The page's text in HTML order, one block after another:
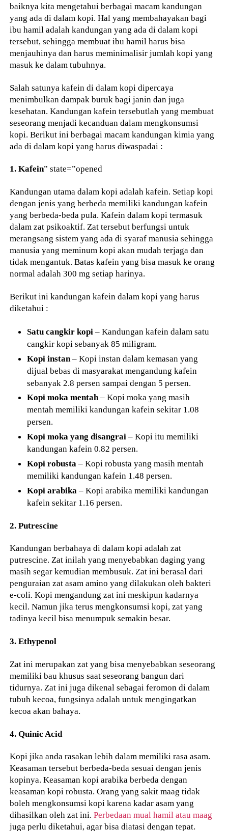
baiknya kita mengetahui berbagai macam kandungan
yang ada di dalam kopi. Hal yang membahayakan bagi
ibu hamil adalah kandungan yang ada di dalam kopi
tersebut, sehingga membuat ibu hamil harus bisa
menjauhinya dan harus meminimalisir jumlah kopi yang
masuk ke dalam tubuhnya.
Salah satunya kafein di dalam kopi dipercaya
menimbulkan dampak buruk bagi janin dan juga
kesehatan. Kandungan kafein tersebutlah yang membuat
seseorang menjadi kecanduan dalam mengkonsumsi
kopi. Berikut ini berbagai macam kandungan kimia yang
ada di dalam kopi yang harus diwaspadai :
1. Kafein” state=”opened
Kandungan utama dalam kopi adalah kafein. Setiap kopi
dengan jenis yang berbeda memiliki kandungan kafein
yang berbeda-beda pula. Kafein dalam kopi termasuk
dalam zat psikoaktif. Zat tersebut berfungsi untuk
merangsang sistem yang ada di syaraf manusia sehingga
manusia yang meminum kopi akan mudah terjaga dan
tidak mengantuk. Batas kafein yang bisa masuk ke orang
normal adalah 300 mg setiap harinya.
Berikut ini kandungan kafein dalam kopi yang harus
diketahui :
Satu cangkir kopi – Kandungan kafein dalam satu
cangkir kopi sebanyak 85 miligram.
Kopi instan – Kopi instan dalam kemasan yang
dijual bebas di masyarakat mengandung kafein
sebanyak 2.8 persen sampai dengan 5 persen.
Kopi moka mentah– Kopi moka yang masih
mentah memiliki kandungan kafein sekitar 1.08
persen.
Kopi moka yang disangrai – Kopi itu memiliki
kandungan kafein 0.82 persen.
Kopi robusta – Kopi robusta yang masih mentah
memiliki kandungan kafein 1.48 persen.
Kopi arabika – Kopi arabika memiliki kandungan
kafein sekitar 1.16 persen.
2. Putrescine
Kandungan berbahaya di dalam kopi adalah zat
putrescine. Zat inilah yang menyebabkan daging yang
masih segar kemudian membusuk. Zat ini berasal dari
penguraian zat asam amino yang dilakukan oleh bakteri
e-coli. Kopi mengandung zat ini meskipun kadarnya
kecil. Namun jika terus mengkonsumsi kopi, zat yang
tadinya kecil bisa menumpuk semakin besar.
3. Ethypenol
Zat ini merupakan zat yang bisa menyebabkan seseorang
memiliki bau khusus saat seseorang bangun dari
tidurnya. Zat ini juga dikenal sebagai feromon di dalam
tubuh kecoa, fungsinya adalah untuk mengingatkan
kecoa akan bahaya.
4. Quinic Acid
Kopi jika anda rasakan lebih dalam memiliki rasa asam.
Keasaman tersebut berbeda-beda sesuai dengan jenis
kopinya. Keasaman kopi arabika berbeda dengan
keasaman kopi robusta. Orang yang sakit maag tidak
boleh mengkonsumsi kopi karena kadar asam yang
dihasilkan oleh zat ini.Perbedaan mual hamil atau maag
juga perlu diketahui, agar bisa diatasi dengan tepat.